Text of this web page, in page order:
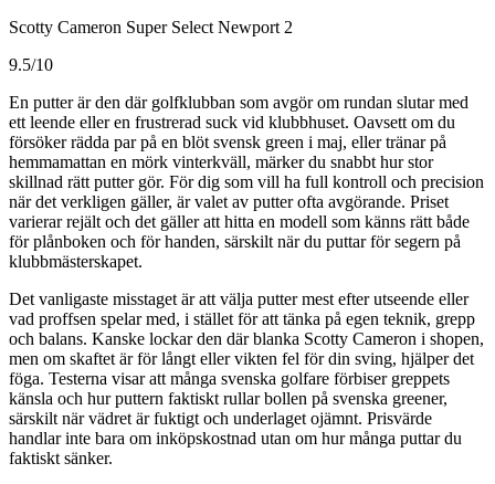
Scotty Cameron Super Select Newport 2
9.5/10
En putter är den där golfklubban som avgör om rundan slutar med
ett leende eller en frustrerad suck vid klubbhuset. Oavsett om du
försöker rädda par på en blöt svensk green i maj, eller tränar på
hemmamattan en mörk vinterkväll, märker du snabbt hur stor
skillnad rätt putter gör. För dig som vill ha full kontroll och precision
när det verkligen gäller, är valet av putter ofta avgörande. Priset
varierar rejält och det gäller att hitta en modell som känns rätt både
för plånboken och för handen, särskilt när du puttar för segern på
klubbmästerskapet.
Det vanligaste misstaget är att välja putter mest efter utseende eller
vad proffsen spelar med, i stället för att tänka på egen teknik, grepp
och balans. Kanske lockar den där blanka Scotty Cameron i shopen,
men om skaftet är för långt eller vikten fel för din sving, hjälper det
föga. Testerna visar att många svenska golfare förbiser greppets
känsla och hur puttern faktiskt rullar bollen på svenska greener,
särskilt när vädret är fuktigt och underlaget ojämnt. Prisvärde
handlar inte bara om inköpskostnad utan om hur många puttar du
faktiskt sänker.